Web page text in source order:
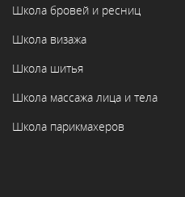
Школа бровей и ресниц
Школа визажа
Школа шитья
Школа массажа лица и тела
Школа парикмахеров